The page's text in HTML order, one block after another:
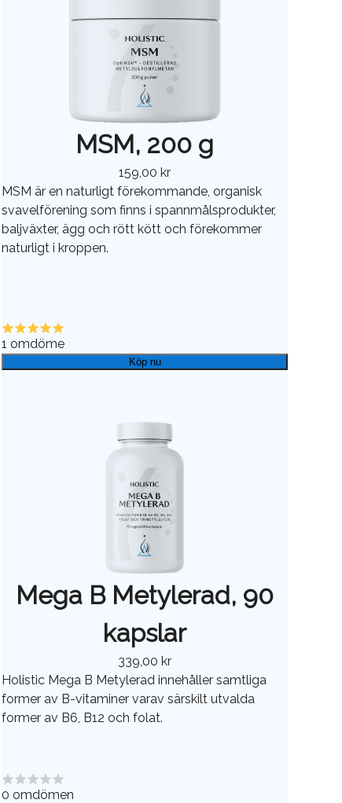
MSM, 200 g
159,00 kr
MSM är en naturligt förekommande, organisk
svavelförening som finns i spannmålsprodukter,
baljväxter, ägg och rött kött och förekommer
naturligt i kroppen.
1 omdöme
Köp nu
Mega B Metylerad, 90
kapslar
339,00 kr
Holistic Mega B Metylerad innehåller samtliga
former av B-vitaminer varav särskilt utvalda
former av B6, B12 och folat.
0 omdömen